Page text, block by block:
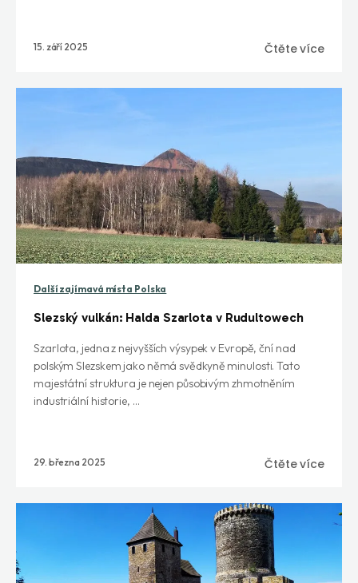
15. září 2025 Čtěte více
Další zajímavá místa Polska
Slezský vulkán: Halda Szarlota v Rudultowech
Szarlota, jedna z nejvyšších výsypek v Evropě, ční nad
polským Slezskem jako němá svědkyně minulosti. Tato
majestátní struktura je nejen působivým zhmotněním
industriální historie, ...
29. března 2025 Čtěte více